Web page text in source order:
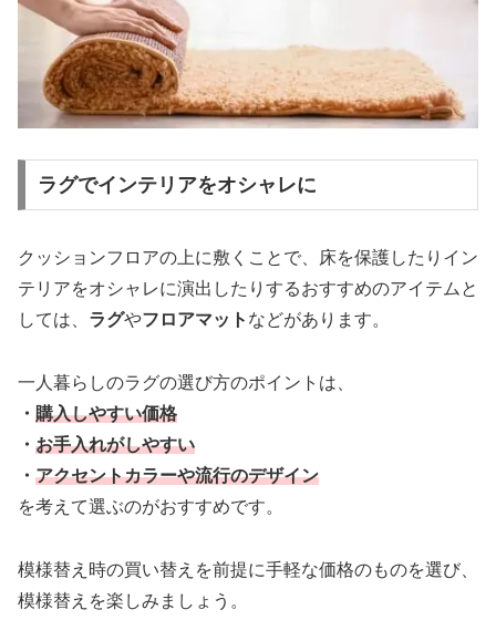
ラグでインテリアをオシャレに
クッションフロアの上に敷くことで、床を保護したりイン
テリアをオシャレに演出したりするおすすめのアイテムと
しては、 ラグやフロアマット などがあります。
一人暮らしのラグの選び方のポイントは、
・ 購入しやすい価格
・ お手入れがしやすい
・ アクセントカラーや流行のデザイン
を考えて選ぶのがおすすめです。
模様替え時の買い替えを前提に手軽な価格のものを選び、
模様替えを楽しみましょう。